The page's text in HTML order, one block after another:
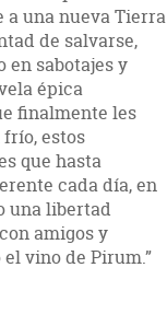
a una nueva Tierra
de salvarse,
en sabotajes y
épica
finalmente les
estos
que hasta
cada día, en
una libertad
amigos y
vino de Pirum.”